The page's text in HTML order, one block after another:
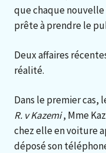
que chaque
prête à prendre le
Deux affaires
réalité.
Dans le premier cas,
R. v Kazemi, Mme
chez elle en voiture
déposé son